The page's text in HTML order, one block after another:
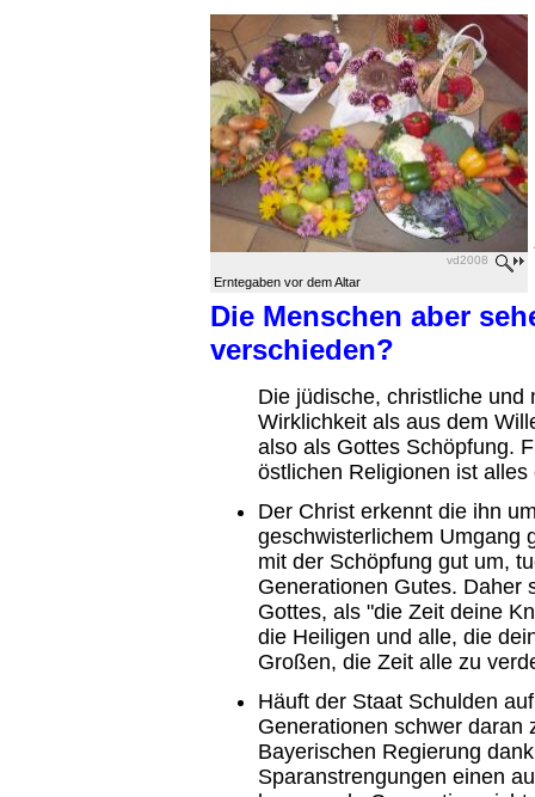
vd2008
Erntegaben vor dem Altar
Die Menschen aber
verschieden?
Die jüdische, christliche
Wirklichkeit als aus dem
also als Gottes Schöpfung.
östlichen Religionen ist
Der Christ erkennt die ihn
geschwisterlichem Umgang
mit der Schöpfung gut um,
Generationen Gutes. Daher
Gottes, als "die Zeit deine
die Heiligen und alle, die
Großen, die Zeit alle zu
Häuft der Staat Schulden
Generationen schwer daran
Bayerischen Regierung
Sparanstrengungen einen